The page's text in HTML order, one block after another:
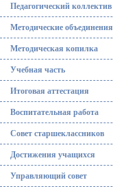
Педагогический коллектив
Методические объединения
Методическая копилка
Учебная часть
Итоговая аттестация
Воспитательная работа
Совет старшеклассников
Достижения учащихся
Управляющий совет